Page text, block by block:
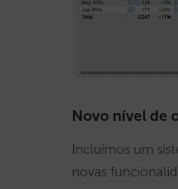
Novo nível de
Incluímos um
novas